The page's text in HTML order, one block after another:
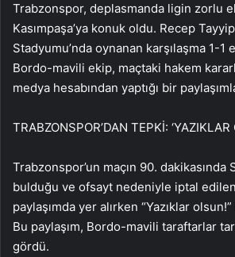
Trabzonspor, deplasmanda ligin zorlu
Kasımpaşa’ya konuk oldu. Recep
Stadyumu’nda oynanan karşılaşma 1-1
Bordo-mavili ekip, maçtaki hakem
medya hesabından yaptığı bir
TRABZONSPOR’DAN TEPKİ: ‘YAZIKLAR
Trabzonspor’un maçın 90. dakikasında
bulduğu ve ofsayt nedeniyle iptal
paylaşımda yer alırken “Yazıklar
Bu paylaşım, Bordo-mavili taraftarlar
gördü.